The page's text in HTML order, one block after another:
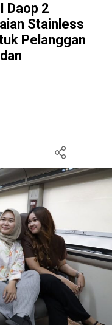
Daop 2
Stainless
Pelanggan